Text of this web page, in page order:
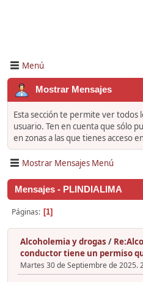
Menú
Mostrar Mensajes
Esta sección te permite ver todos
usuario. Ten en cuenta que sólo
en zonas a las que tienes acceso
Mostrar Mensajes Menú
Mensajes - PLINDIALIMA
Páginas 1
Alcoholemia y drogas /
conductor tiene un permiso
Martes 30 de Septiembre de 2025.